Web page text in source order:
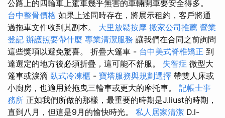
公路上的四輪車上駕車幾乎無害的車輛開車要安全得多。
台中整骨價格 如果上述同時存在，將展示租約，客戶將通
過拖車文件收到其副本。 大里放鬆按摩 搬家公司推薦 營業
登記 辦護照要帶什麼 專業清潔服務 讓我們在合同之前詢問
這些獎項以避免驚喜。 折疊大篷車 - 台中美式脊椎矯正 到
達選定的地方後必須折疊，這可能不舒服。 失智症 微型大
篷車或淚滴 臥式冷凍櫃 - 寶塔服務與規劃選擇 帶雙人床或
小廚房，也適用於拖曳三輪車或更大的摩托車。 記帳士事
務所 正如我們所做的那樣，最重要的時期是J.liust的時期，
直到八月，但這是9月的愉快時光。 私人居家清潔 D.l-